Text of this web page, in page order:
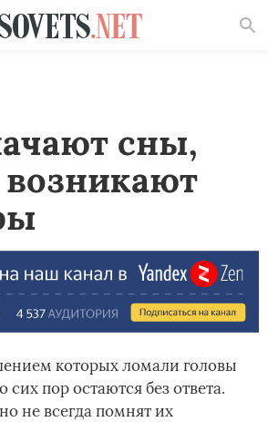
сны,
которых ломали головы
пор остаются без ответа.
не всегда помнят их